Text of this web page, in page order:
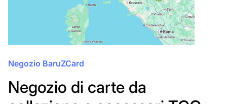
Negozio BaruZCard
Negozio di carte da